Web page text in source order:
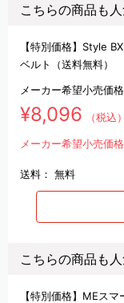
こちらの商品も人
【特別価格】Style
ベルト（送料無料）
メーカー希望小売価格
¥8,096 （税込）
メーカー希望小売価
送料： 無料
こちらの商品も人
【特別価格】MEス